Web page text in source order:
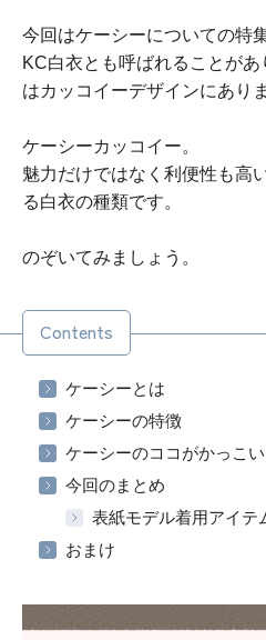
今回はケーシーについての特
KC白衣とも呼ばれることが
はカッコイーデザインにありま
ケーシーカッコイー。
魅力だけではなく利便性も高
る白衣の種類です。
のぞいてみましょう。
Contents
ケーシーとは
ケーシーの特徴
ケーシーのココがかっこ
今回のまとめ
表紙モデル着用アイテ
おまけ